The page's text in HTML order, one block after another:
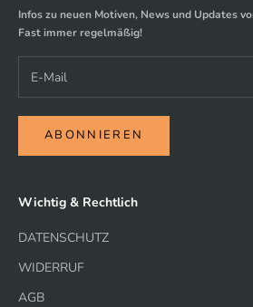
Infos zu neuen Motiven, News und Updates
Fast immer regelmäßig!
ABONNIEREN
Wichtig & Rechtlich
DATENSCHUTZ
WIDERRUF
AGB